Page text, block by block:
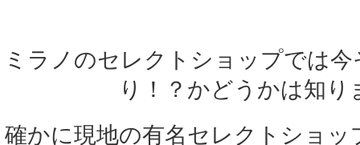
ミラノのセレクトショップでは
り！？かどうかは知り
確かに現地の有名セレクトショッ